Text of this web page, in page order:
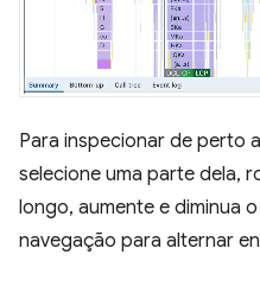
Para inspecionar de perto
selecione uma parte dela,
longo, aumente e diminua
navegação para alternar